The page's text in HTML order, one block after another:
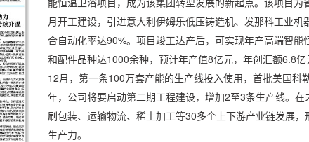
月开工建设，引进意大利伊姆乐低压铸造机、发那科工业机
合自动化率达90%。项目竣工达产后，可实现年产高端智能
和配件品种达1000余种，预计年产值8亿元，年创汇额6.8
12月，第一条100万套产能的生产线投入使用，首批美国科
年，公司将要启动第二期工程建设，增加2至3条生产线。
刷包装、运输物流、稀土加工等30多个上下游产业链发展
生产力。